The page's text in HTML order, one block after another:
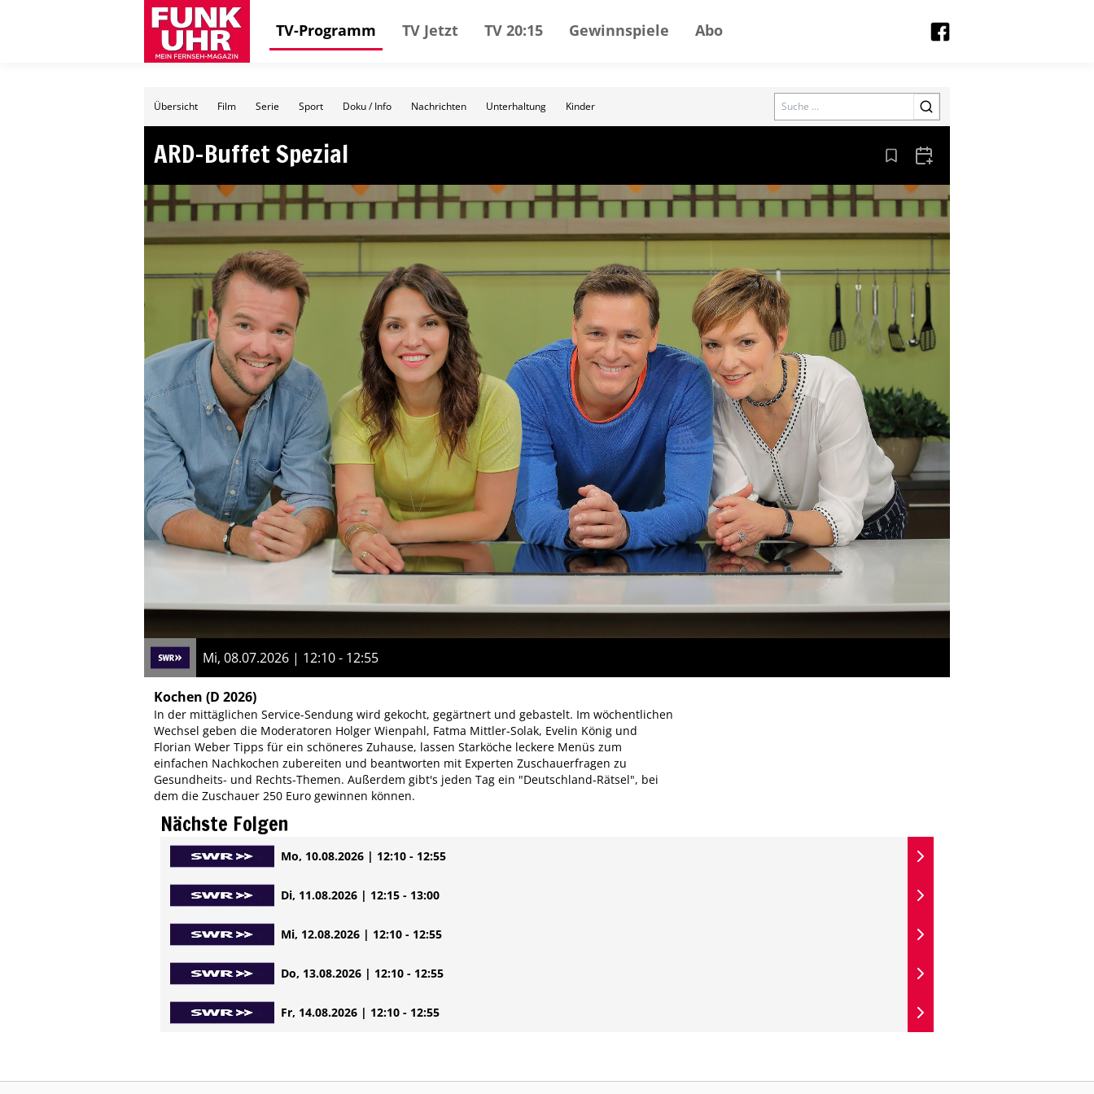
TV-Programm TV Jetzt TV 20:15 Gewinnspiele Abo
Übersicht Film Serie Sport Doku / Info Nachrichten Unterhaltung Kinder Search
ARD-Buffet Spezial Aus den Lesezeichen entfernen
Zum Kalender hinzufügen
Mi, 08.07.2026 | 12:10 - 12:55
Kochen (D 2026)
In der mittäglichen Service-Sendung wird gekocht, gegärtnert und gebastelt. Im wöchentlichen
Wechsel geben die Moderatoren Holger Wienpahl, Fatma Mittler-Solak, Evelin König und
Florian Weber Tipps für ein schöneres Zuhause, lassen Starköche leckere Menüs zum
einfachen Nachkochen zubereiten und beantworten mit Experten Zuschauerfragen zu
Gesundheits- und Rechts-Themen. Außerdem gibt's jeden Tag ein "Deutschland-Rätsel", bei
dem die Zuschauer 250 Euro gewinnen können.
Nächste Folgen
Mo, 10.08.2026 | 12:10 - 12:55
Di, 11.08.2026 | 12:15 - 13:00
Mi, 12.08.2026 | 12:10 - 12:55
Do, 13.08.2026 | 12:10 - 12:55
Fr, 14.08.2026 | 12:10 - 12:55